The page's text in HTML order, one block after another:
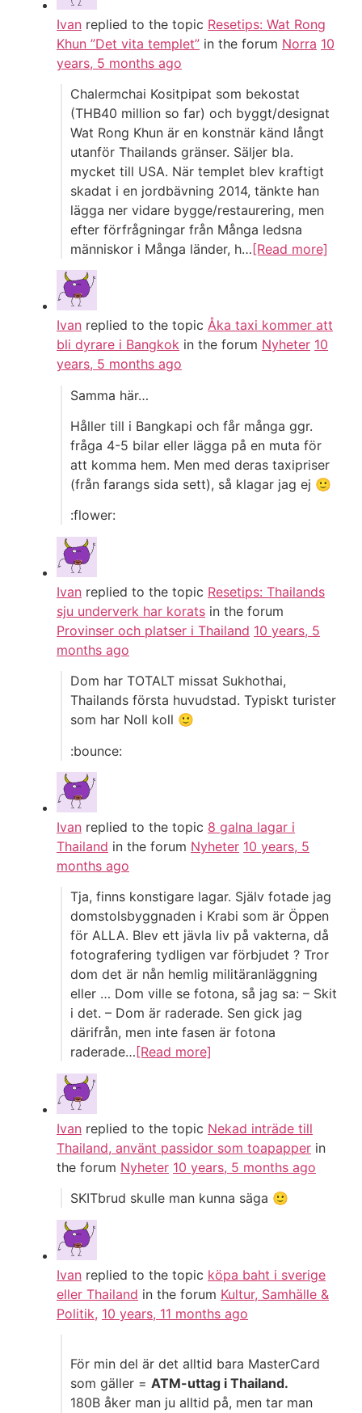
Ivan replied to the topic Resetips: Wat Rong
Khun ”Det vita templet” in the forum Norra 10
years, 5 months ago
Chalermchai Kositpipat som bekostat
(THB40 million so far) och byggt/designat
Wat Rong Khun är en konstnär känd långt
utanför Thailands gränser. Säljer bla.
mycket till USA. När templet blev kraftigt
skadat i en jordbävning 2014, tänkte han
lägga ner vidare bygge/restaurering, men
efter förfrågningar från Många ledsna
människor i Många länder, h…[Read more]
Ivan replied to the topic Åka taxi kommer att
bli dyrare i Bangkok in the forum Nyheter 10
years, 5 months ago
Samma här…
Håller till i Bangkapi och får många ggr.
fråga 4-5 bilar eller lägga på en muta för
att komma hem. Men med deras taxipriser
(från farangs sida sett), så klagar jag ej 🙂
:flower:
Ivan replied to the topic Resetips: Thailands
sju underverk har korats in the forum
Provinser och platser i Thailand 10 years, 5
months ago
Dom har TOTALT missat Sukhothai,
Thailands första huvudstad. Typiskt turister
som har Noll koll 🙂
:bounce:
Ivan replied to the topic 8 galna lagar i
Thailand in the forum Nyheter 10 years, 5
months ago
Tja, finns konstigare lagar. Själv fotade jag
domstolsbyggnaden i Krabi som är Öppen
för ALLA. Blev ett jävla liv på vakterna, då
fotografering tydligen var förbjudet ? Tror
dom det är nån hemlig militäranläggning
eller … Dom ville se fotona, så jag sa: – Skit
i det. – Dom är raderade. Sen gick jag
därifrån, men inte fasen är fotona
raderade… [Read more]
Ivan replied to the topic Nekad inträde till
Thailand, använt passidor som toapapper in
the forum Nyheter 10 years, 5 months ago
SKITbrud skulle man kunna säga 🙂
Ivan replied to the topic köpa baht i sverige
eller Thailand in the forum Kultur, Samhälle &
Politik, 10 years, 11 months ago
För min del är det alltid bara MasterCard
som gäller = ATM-uttag i Thailand.
180B åker man ju alltid på, men tar man